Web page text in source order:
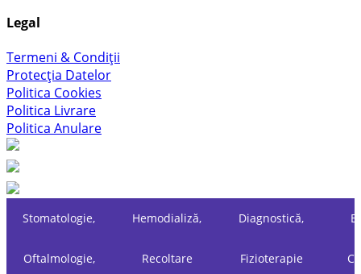
Legal
Termeni & Condiții
Protecția Datelor
Politica Cookies
Politica Livrare
Politica Anulare
Stomatologie,
Oftalmologie,
Hemodializă,
Recoltare
Diagnostică,
Fizioterapie